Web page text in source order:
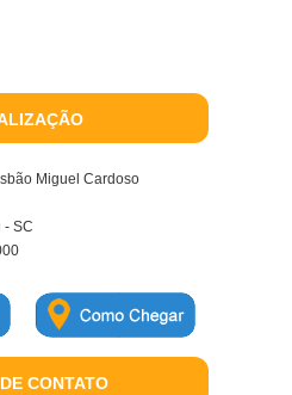
Miguel Cardoso
- SC
CONTATO